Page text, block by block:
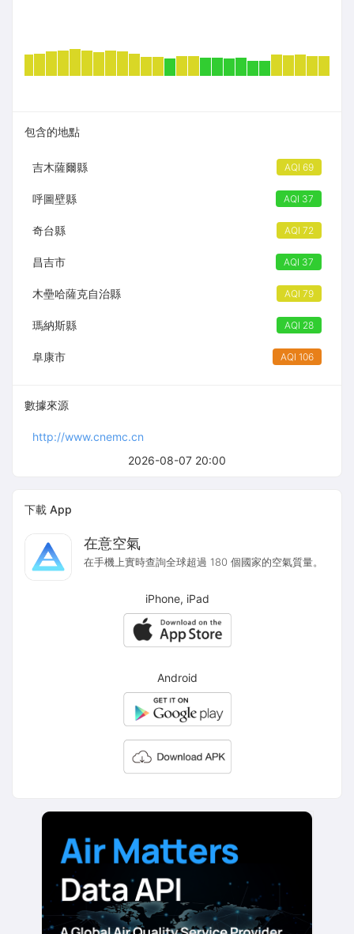
2026-08-07 20:00
包含的地點
吉木薩爾縣 AQI 69
呼圖壁縣 AQI 37
奇台縣 AQI 72
昌吉市 AQI 37
木壘哈薩克自治縣 AQI 79
瑪納斯縣 AQI 28
阜康市 AQI 106
數據來源
http://www.cnemc.cn
下載 App
在意空氣
在手機上實時查詢全球超過 180 個國家的空氣質量。
iPhone, iPad
Android